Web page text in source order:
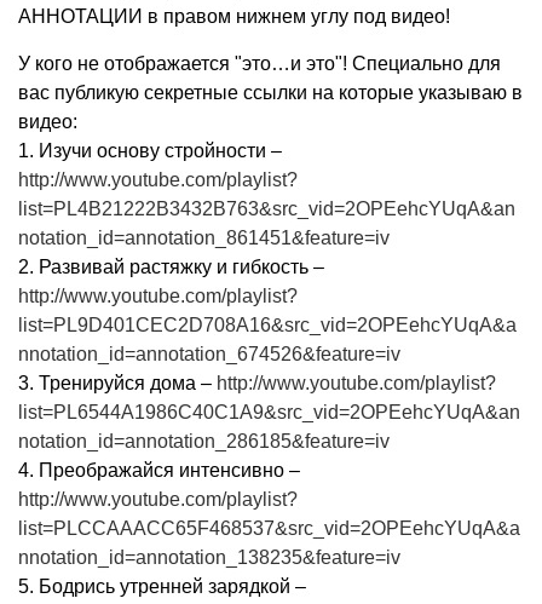
АННОТАЦИИ в правом нижнем углу под видео!
У кого не отображается "это…и это"! Специально для
вас публикую секретные ссылки на которые указываю в
видео:
1. Изучи основу стройности –
http://www.youtube.com/playlist?
list=PL4B21222B3432B763&src_vid=2OPEehcYUqA&an
notation_id=annotation_861451&feature=iv
2. Развивай растяжку и гибкость –
http://www.youtube.com/playlist?
list=PL9D401CEC2D708A16&src_vid=2OPEehcYUqA&a
nnotation_id=annotation_674526&feature=iv
3. Тренируйся дома – http://www.youtube.com/playlist?
list=PL6544A1986C40C1A9&src_vid=2OPEehcYUqA&an
notation_id=annotation_286185&feature=iv
4. Преображайся интенсивно –
http://www.youtube.com/playlist?
list=PLCCAAACC65F468537&src_vid=2OPEehcYUqA&a
nnotation_id=annotation_138235&feature=iv
5. Бодрись утренней зарядкой –